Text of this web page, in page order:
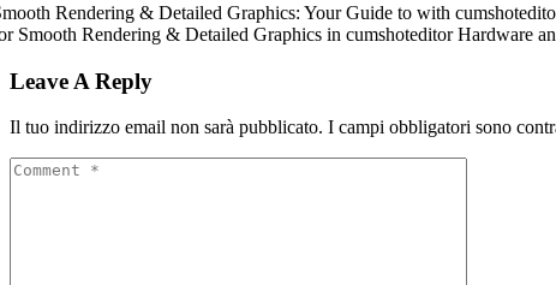
Rendering & Detailed Graphics: Your Guide to with
Smooth Rendering & Detailed Graphics in cumshoteditor Hardware
Leave A Reply
Il tuo indirizzo email non sarà pubblicato. I campi obbligatori sono